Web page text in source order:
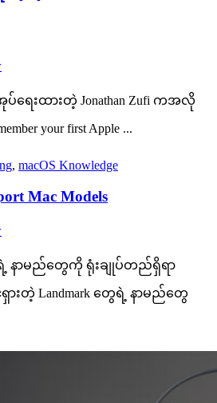
ာအုပ်ရေးထားတဲ့ Jonathan Zufi ကအလို
your first Apple ...
, macOS Knowledge
Mac Models
ရဲ့ နာမည်တွေကို ရုံးချုပ်တည်ရှိရာ
ရှားတဲ့ Landmark တွေရဲ့ နာမည်တွေ